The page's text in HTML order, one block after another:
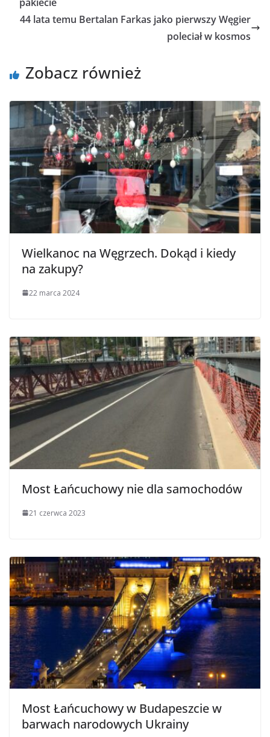
44 lata temu Bertalan Farkas jako pierwszy Węgier
poleciał w kosmos
Zobacz również
Wielkanoc na Węgrzech. Dokąd i kiedy
na zakupy?
22 marca 2024
Most Łańcuchowy nie dla samochodów
21 czerwca 2023
Most Łańcuchowy w Budapeszcie w
barwach narodowych Ukrainy